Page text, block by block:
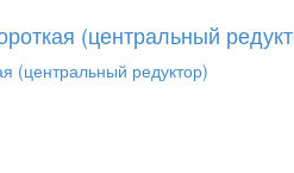
(центральный